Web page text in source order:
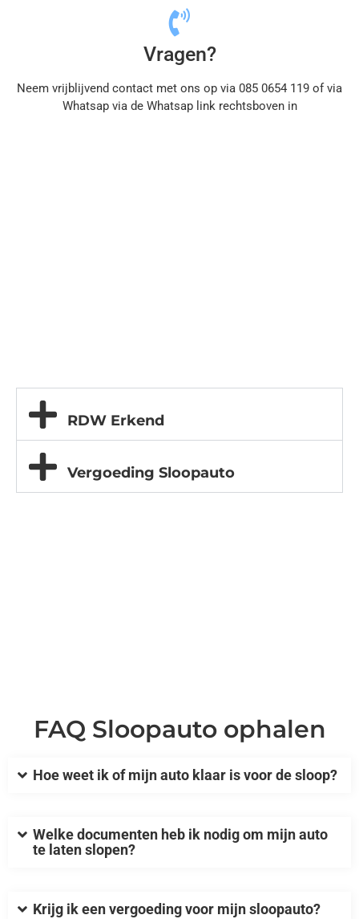
Vragen?
Neem vrijblijvend contact met ons op via 085 0654 119 of via
Whatsap via de Whatsap link rechtsboven in
RDW Erkend
Vergoeding Sloopauto
FAQ Sloopauto ophalen
Hoe weet ik of mijn auto klaar is voor de sloop?
Welke documenten heb ik nodig om mijn auto
te laten slopen?
Krijg ik een vergoeding voor mijn sloopauto?